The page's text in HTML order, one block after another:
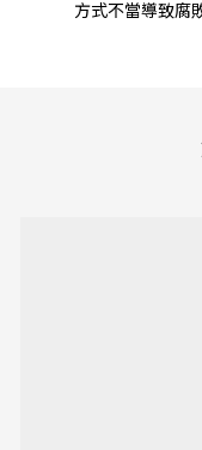
方式不當導致腐